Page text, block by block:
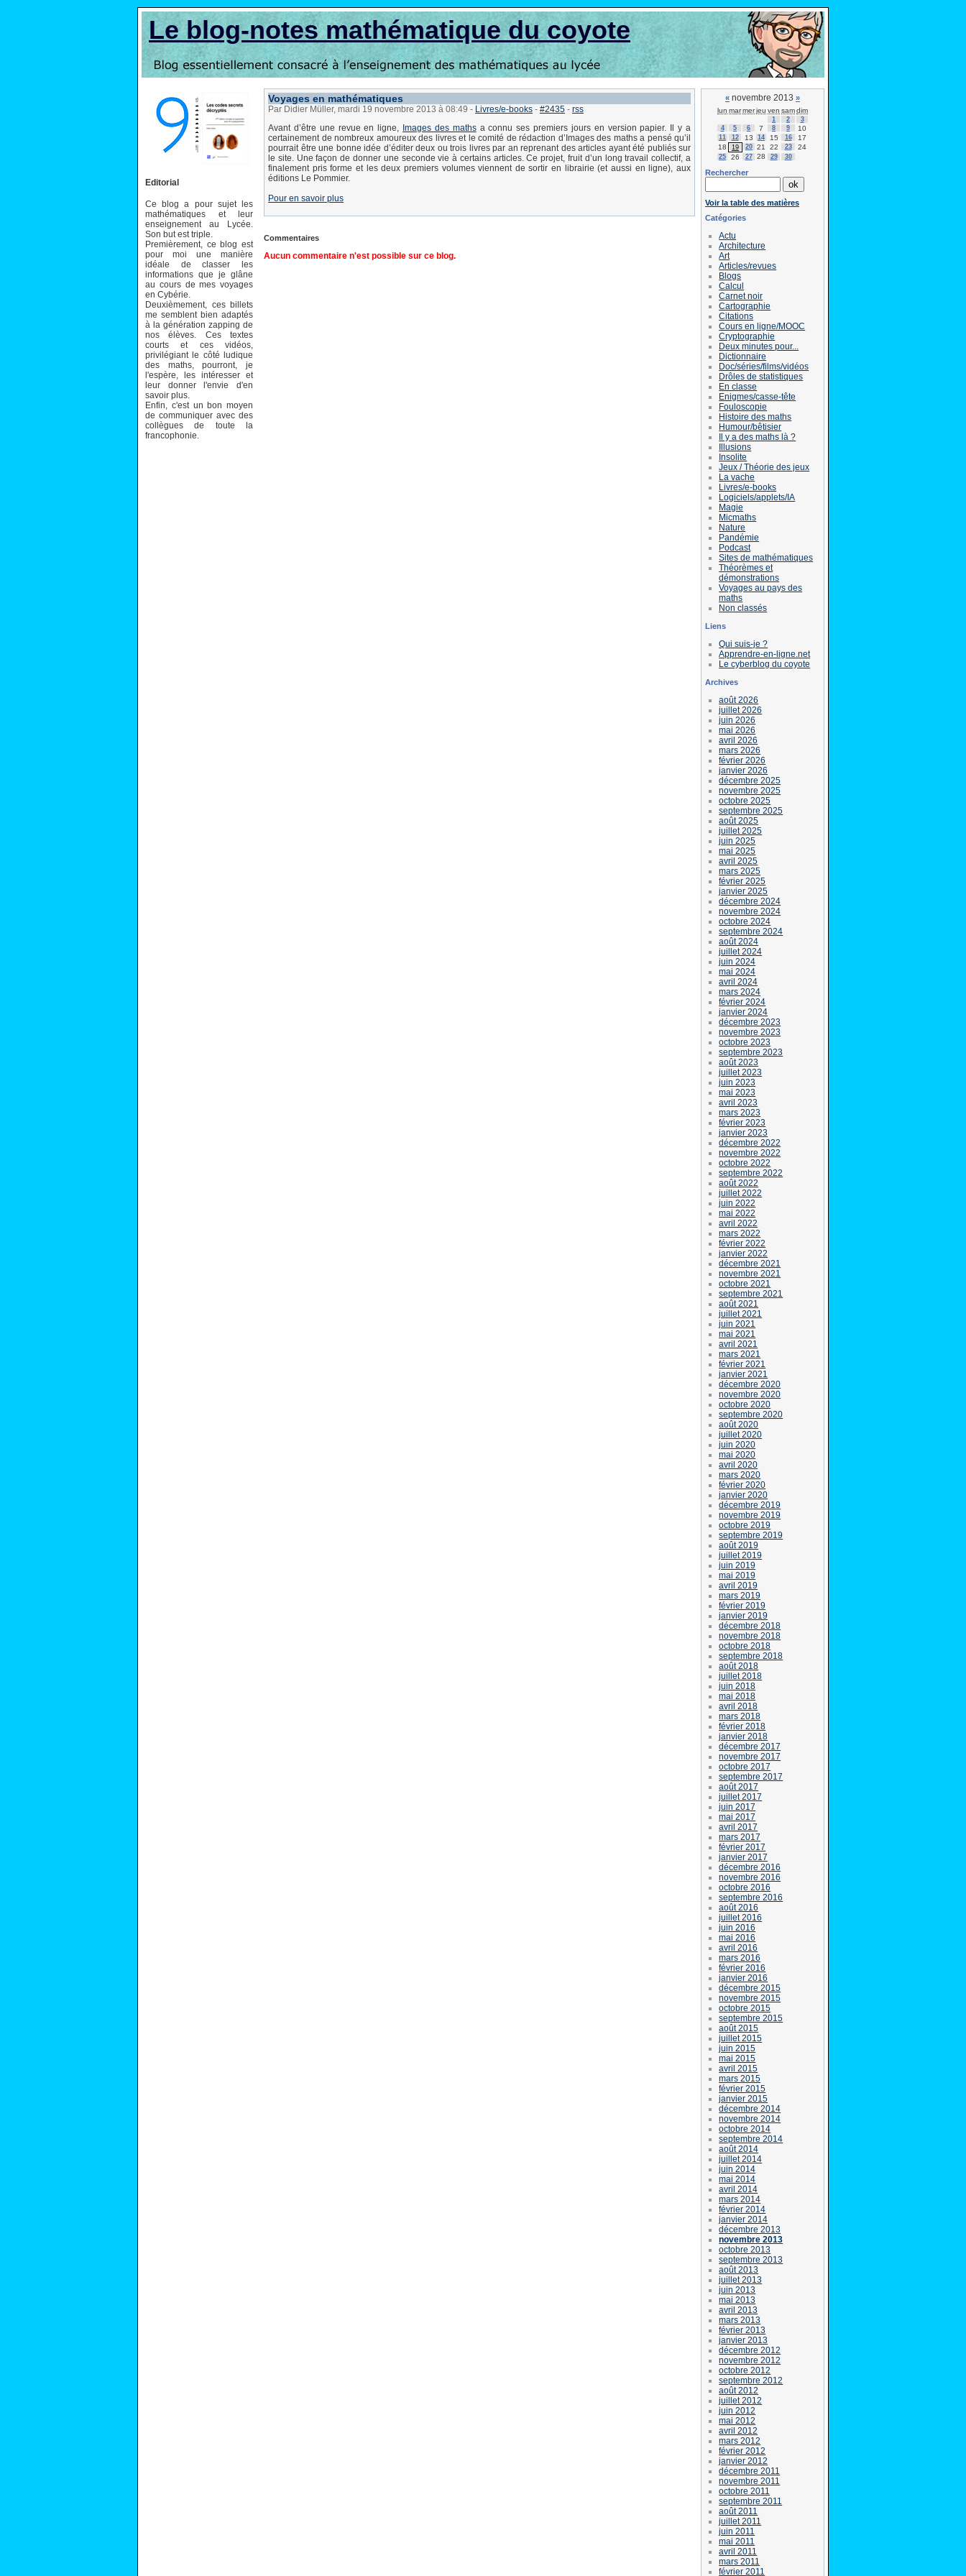
Le blog-notes mathématique du coyote
Editorial
Ce blog a pour sujet les
mathématiques et leur
enseignement au Lycée.
Son but est triple.
Premièrement, ce blog est
pour moi une manière
idéale de classer les
informations que je glâne
au cours de mes voyages
en Cybérie.
Deuxièmement, ces billets
me semblent bien adaptés
à la génération zapping de
nos élèves. Ces textes
courts et ces vidéos,
privilégiant le côté ludique
des maths, pourront, je
l'espère, les intéresser et
leur donner l'envie d'en
savoir plus.
Enfin, c'est un bon moyen
de communiquer avec des
collègues de toute la
francophonie.
Voyages en mathématiques
Par Didier Müller, mardi 19 novembre 2013 à 08:49 - Livres/e-books - #2435 - rss
Avant d’être une revue en ligne, Images des mathsa connu ses premiers jours en version papier. Il y a
certainement de nombreux amoureux des livres et le comité de rédaction d’Images des maths a pensé qu’il
pourrait être une bonne idée d’éditer deux ou trois livres par an reprenant des articles ayant été publiés sur
le site. Une façon de donner une seconde vie à certains articles. Ce projet, fruit d’un long travail collectif, a
finalement pris forme et les deux premiers volumes viennent de sortir en librairie (et aussi en ligne), aux
éditions Le Pommier.
Pour en savoir plus
Commentaires
Aucun commentaire n'est possible sur ce blog.
« novembre 2013 »
lun marmerjeu ven samdim
1 2
3
4
5 6 7 8 9 10
11 12 13 14 15 16
17
18
19 20 21 22 23 24
25 26 27 28 29 30
Rechercher
Voir la table des matières
Catégories
Actu
Architecture
Art
Articles/revues
Blogs
Calcul
Carnet noir
Cartographie
Citations
Cours en ligne/MOOC
Cryptographie
Deux minutes pour...
Dictionnaire
Doc/séries/films/vidéos
Drôles de statistiques
En classe
Enigmes/casse-tête
Fouloscopie
Histoire des maths
Humour/bêtisier
Il y a des maths là ?
Illusions
Insolite
Jeux / Théorie des jeux
La vache
Livres/e-books
Logiciels/applets/IA
Magie
Micmaths
Nature
Pandémie
Podcast
Sites de mathématiques
Théorèmes et
démonstrations
Voyages au pays des
maths
Non classés
Liens
Qui suis-je ?
Apprendre-en-ligne.net
Le cyberblog du coyote
Archives
août 2026
juillet 2026
juin 2026
mai 2026
avril 2026
mars 2026
février 2026
janvier 2026
décembre 2025
novembre 2025
octobre 2025
septembre 2025
août 2025
juillet 2025
juin 2025
mai 2025
avril 2025
mars 2025
février 2025
janvier 2025
décembre 2024
novembre 2024
octobre 2024
septembre 2024
août 2024
juillet 2024
juin 2024
mai 2024
avril 2024
mars 2024
février 2024
janvier 2024
décembre 2023
novembre 2023
octobre 2023
septembre 2023
août 2023
juillet 2023
juin 2023
mai 2023
avril 2023
mars 2023
février 2023
janvier 2023
décembre 2022
novembre 2022
octobre 2022
septembre 2022
août 2022
juillet 2022
juin 2022
mai 2022
avril 2022
mars 2022
février 2022
janvier 2022
décembre 2021
novembre 2021
octobre 2021
septembre 2021
août 2021
juillet 2021
juin 2021
mai 2021
avril 2021
mars 2021
février 2021
janvier 2021
décembre 2020
novembre 2020
octobre 2020
septembre 2020
août 2020
juillet 2020
juin 2020
mai 2020
avril 2020
mars 2020
février 2020
janvier 2020
décembre 2019
novembre 2019
octobre 2019
septembre 2019
août 2019
juillet 2019
juin 2019
mai 2019
avril 2019
mars 2019
février 2019
janvier 2019
décembre 2018
novembre 2018
octobre 2018
septembre 2018
août 2018
juillet 2018
juin 2018
mai 2018
avril 2018
mars 2018
février 2018
janvier 2018
décembre 2017
novembre 2017
octobre 2017
septembre 2017
août 2017
juillet 2017
juin 2017
mai 2017
avril 2017
mars 2017
février 2017
janvier 2017
décembre 2016
novembre 2016
octobre 2016
septembre 2016
août 2016
juillet 2016
juin 2016
mai 2016
avril 2016
mars 2016
février 2016
janvier 2016
décembre 2015
novembre 2015
octobre 2015
septembre 2015
août 2015
juillet 2015
juin 2015
mai 2015
avril 2015
mars 2015
février 2015
janvier 2015
décembre 2014
novembre 2014
octobre 2014
septembre 2014
août 2014
juillet 2014
juin 2014
mai 2014
avril 2014
mars 2014
février 2014
janvier 2014
décembre 2013
novembre 2013
octobre 2013
septembre 2013
août 2013
juillet 2013
juin 2013
mai 2013
avril 2013
mars 2013
février 2013
janvier 2013
décembre 2012
novembre 2012
octobre 2012
septembre 2012
août 2012
juillet 2012
juin 2012
mai 2012
avril 2012
mars 2012
février 2012
janvier 2012
décembre 2011
novembre 2011
octobre 2011
septembre 2011
août 2011
juillet 2011
juin 2011
mai 2011
avril 2011
mars 2011
février 2011